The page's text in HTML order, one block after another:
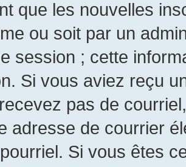
que les nouvelles
ou soit par un
session ; cette
Si vous aviez reçu
pas de
adresse de courrier
Si vous êtes